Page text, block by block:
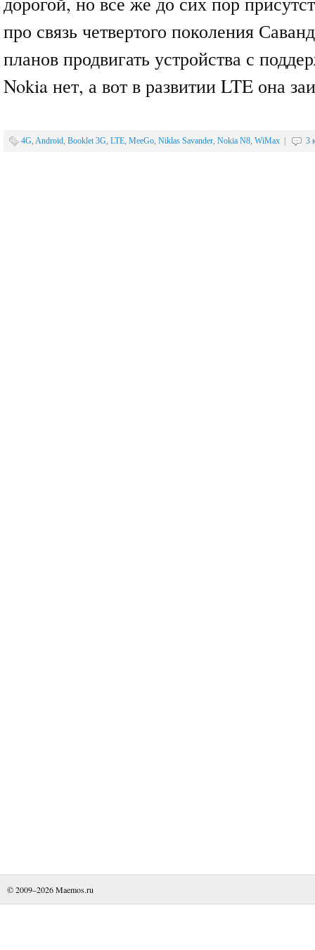
про связь четвертого поколения
планов продвигать устройства с
Nokia нет, а вот в развитии LTE она
4G, Android, Booklet 3G, LTE, MeeGo, Niklas Savander, Nokia N8, WiMax 3
© 2009–2026Maemos.ru